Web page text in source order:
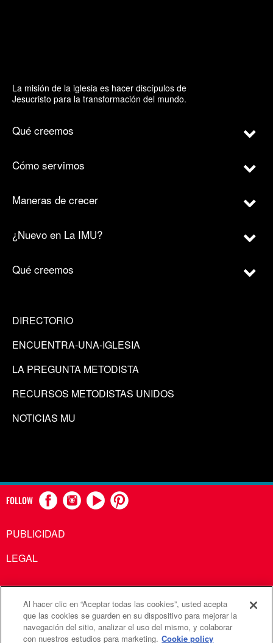
La misión de la iglesia es hacer discípulos de
Jesucristo para la transformación del mundo.
Qué creemos
Cómo servimos
Maneras de crecer
¿Nuevo en La IMU?
Qué creemos
DIRECTORIO
ENCUENTRA-UNA-IGLESIA
LA PREGUNTA METODISTA
RECURSOS METODISTAS UNIDOS
NOTICIAS MU
FOLLOW
PUBLICIDAD
LEGAL
Comunicaciones Metodistas Unidas es una agencia de la
Iglesia Metodista Unida
Al hacer clic en “Aceptar todas las cookies”, usted acepta
que las cookies se guarden en su dispositivo para mejorar la
navegación del sitio, analizar el uso del mismo, y colaborar
con nuestros estudios para marketing. Cookie policy